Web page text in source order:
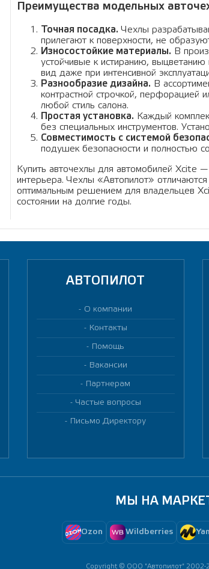
Преимущества модельных
Точная посадка. Чехлы
прилегают к поверхности, не
Износостойкие материалы. В
устойчивые к истиранию,
вид даже при интенсивной
Разнообразие дизайна. В
контрастной строчкой, перфорацией
любой стиль салона.
Простая установка. Каждый
без специальных инструментов.
Совместимость с системой
подушек безопасности и полностью
Купить авточехлы для автомобилей Xcite
интерьера. Чехлы «Автопилот»
оптимальным решением для владельцев
состоянии на долгие годы.
АВТОПИЛОТ
О компании
Контакты
Помощь
Вакансии
Партнерам
Частые вопросы
Письмо Директору
МЫ НА
Ozon Wildberries
Copyright © ООО "Автопилот"